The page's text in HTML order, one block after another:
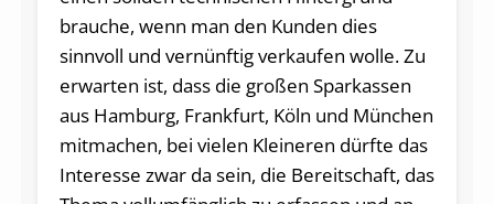
brauche, wenn man den Kunden dies
sinnvoll und vernünftig verkaufen wolle. Zu
erwarten ist, dass die großen Sparkassen
aus Hamburg, Frankfurt, Köln und München
mitmachen, bei vielen Kleineren dürfte das
Interesse zwar da sein, die Bereitschaft, das